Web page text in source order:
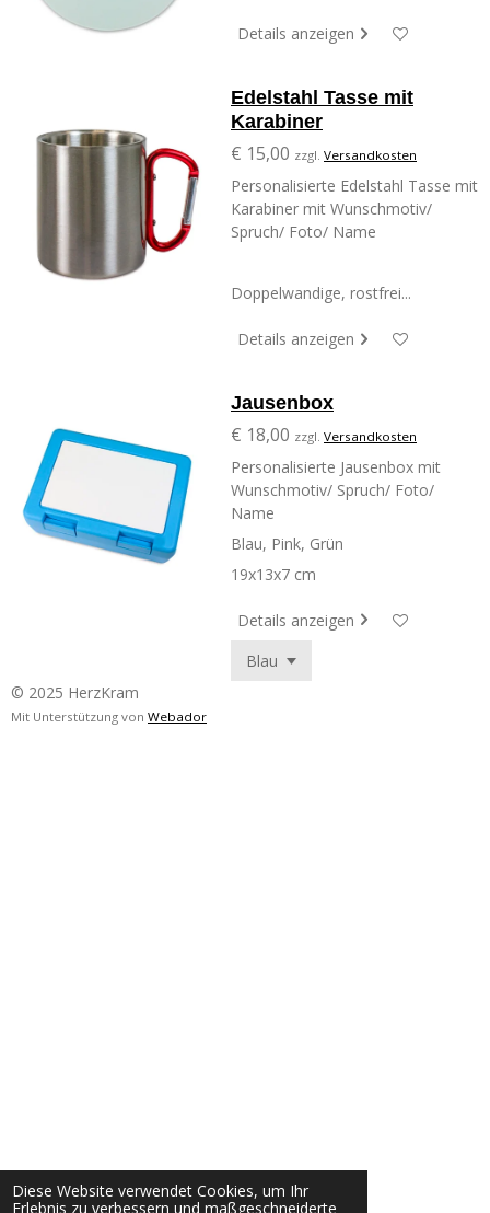
Diese Website verwendet Cookies, um Ihr
Erlebnis zu verbessern und maßgeschneiderte
Details anzeigen
Edelstahl Tasse mit
Karabiner
€ 15,00 zzgl. Versandkosten
Personalisierte Edelstahl Tasse mit
Karabiner mit Wunschmotiv/
Spruch/ Foto/ Name
Doppelwandige, rostfrei...
Details anzeigen
Jausenbox
€ 18,00 zzgl. Versandkosten
Personalisierte Jausenbox mit
Wunschmotiv/ Spruch/ Foto/
Name
Blau, Pink, Grün
19x13x7 cm
Details anzeigen
© 2025 HerzKram
Mit Unterstützung von Webador